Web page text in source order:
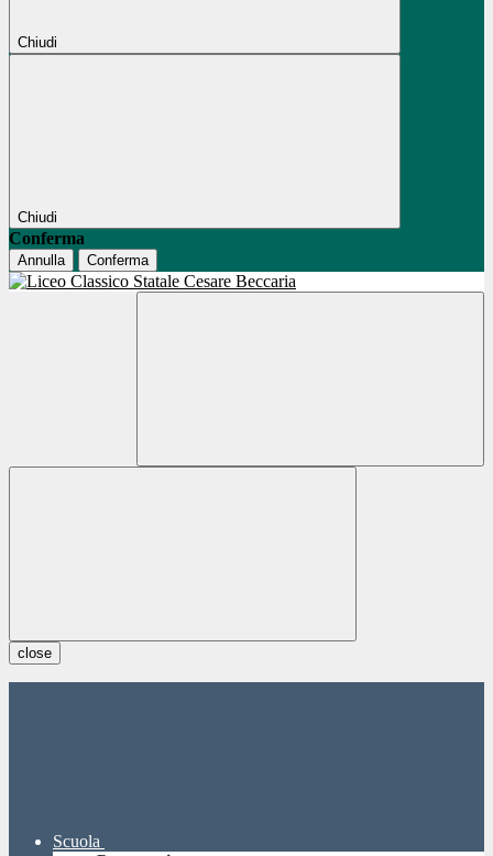
Chiudi
Chiudi
Conferma
Annulla Conferma
close
Scuola